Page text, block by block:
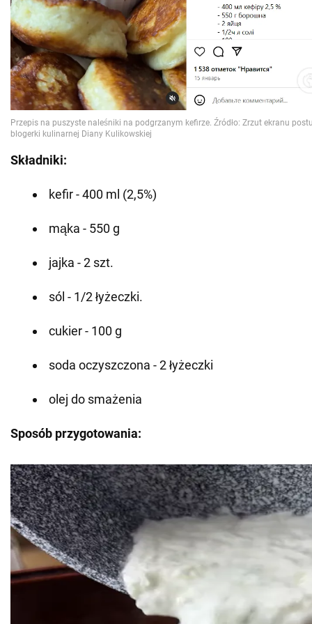
Składniki:
kefir - 400 ml (2,5%)
mąka - 550 g
jajka - 2 szt.
sól - 1/2 łyżeczki.
cukier - 100 g
soda oczyszczona - 2 łyżeczki
olej do smażenia
Sposób przygotowania: